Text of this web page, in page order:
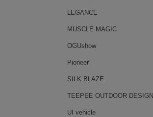
LEGANCE
MUSCLE MAGIC
OGUshow
Pioneer
SILK BLAZE
TEEPEE OUTDOOR DESIGN
UI vehicle